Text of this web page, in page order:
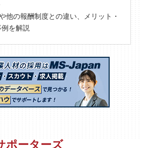
他の報酬制度との違い、メリット・
を解説
ポーターズ